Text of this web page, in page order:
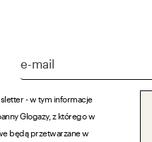
- w tym informacje
Glogazy, z którego w
będą przetwarzane w